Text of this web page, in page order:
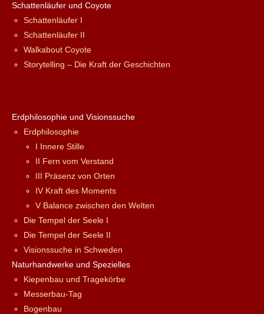
Schattenläufer und Coyote
Schattenläufer I
Schattenläufer II
Walkabout Coyote
Storytelling – Die Kraft der Geschichten
Erdphilosophie und Visionssuche
Erdphilosophie
I Innere Stille
II Fern vom Verstand
III Präsenz von Orten
IV Kraft des Moments
V Balance zwischen den Welten
Die Tempel der Seele I
Die Tempel der Seele II
Visionssuche in Schweden
Naturhandwerke und Spezielles
Kiepenbau und Tragekörbe
Messerbau-Tag
Bogenbau